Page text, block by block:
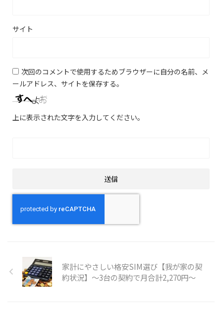
サイト
次回のコメントで使用するためブラウザーに自分の名前、メ
ールアドレス、サイトを保存する。
上に表示された文字を入力してください。
家計にやさしい格安SIM選び【我が家の契
約状況】～3台の契約で月合計2,270円～